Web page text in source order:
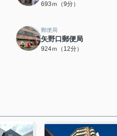
693ｍ（9分）
郵便局
矢野口郵便局
924ｍ（12分）